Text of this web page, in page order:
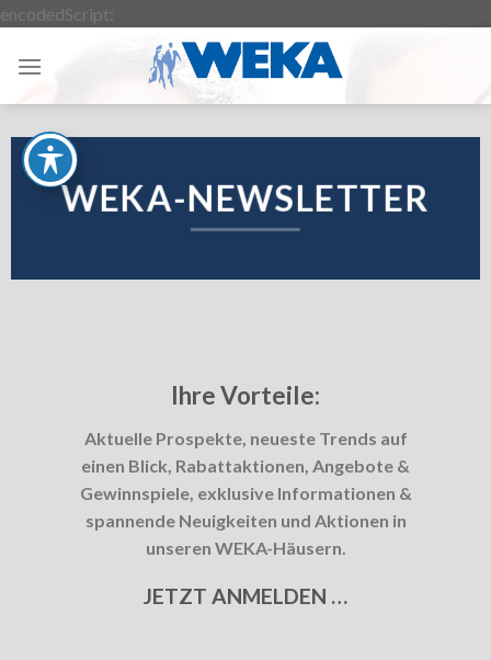
encodedScript:
springen
WEKA-NEWSLETTER
Ihre Vorteile:
Aktuelle Prospekte, neueste Trends auf
einen Blick, Rabattaktionen, Angebote &
Gewinnspiele, exklusive Informationen &
spannende Neuigkeiten und Aktionen in
unseren WEKA-Häusern.
JETZT ANMELDEN …